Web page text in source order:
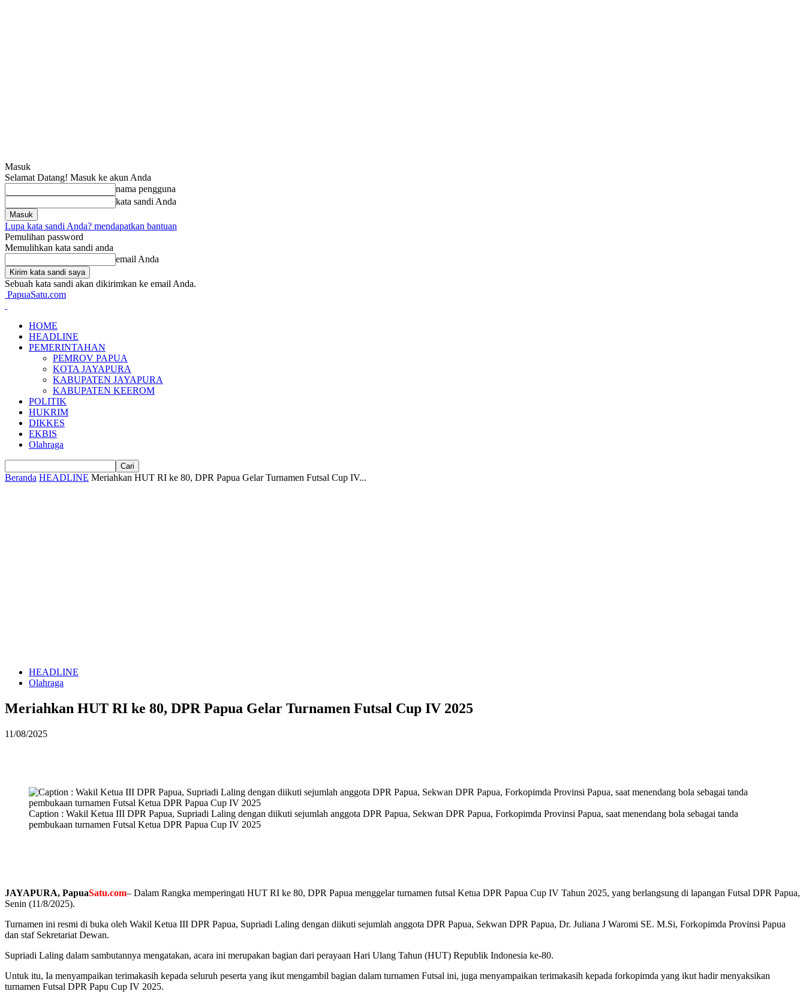
Masuk
Selamat Datang! Masuk ke akun Anda
nama pengguna
kata sandi Anda
Lupa kata sandi Anda? mendapatkan bantuan
Pemulihan password
Memulihkan kata sandi anda
email Anda
Sebuah kata sandi akan dikirimkan ke email Anda.
PapuaSatu.com
HOME
HEADLINE
PEMERINTAHAN
PEMROV PAPUA
KOTA JAYAPURA
KABUPATEN JAYAPURA
KABUPATEN KEEROM
POLITIK
HUKRIM
DIKKES
EKBIS
Olahraga
Beranda HEADLINE Meriahkan HUT RI ke 80, DPR Papua Gelar Turnamen Futsal Cup IV...
HEADLINE
Olahraga
Meriahkan HUT RI ke 80, DPR Papua Gelar Turnamen Futsal Cup IV 2025
11/08/2025
Caption : Wakil Ketua III DPR Papua, Supriadi Laling dengan diikuti sejumlah anggota DPR Papua, Sekwan DPR Papua, Forkopimda Provinsi Papua, saat menendang bola sebagai tanda
pembukaan turnamen Futsal Ketua DPR Papua Cup IV 2025
‎JAYAPURA, PapuaSatu.com– Dalam Rangka memperingati HUT RI ke 80, DPR Papua menggelar turnamen futsal Ketua DPR Papua Cup IV Tahun 2025, yang berlangsung di lapangan Futsal DPR Papua,
Senin (11/8/2025).
‎Turnamen ini resmi di buka oleh Wakil Ketua III DPR Papua, Supriadi Laling dengan diikuti sejumlah anggota DPR Papua, Sekwan DPR Papua, Dr. Juliana J Waromi SE. M.Si, Forkopimda Provinsi Papua
dan staf Sekretariat Dewan.
‎Supriadi Laling dalam sambutannya mengatakan, acara ini merupakan bagian dari perayaan Hari Ulang Tahun (HUT) Republik Indonesia ke-80.
‎Untuk itu, Ia menyampaikan terimakasih kepada seluruh peserta yang ikut mengambil bagian dalam turnamen Futsal ini, juga menyampaikan terimakasih kepada forkopimda yang ikut hadir menyaksikan
turnamen Futsal DPR Papu Cup IV 2025.